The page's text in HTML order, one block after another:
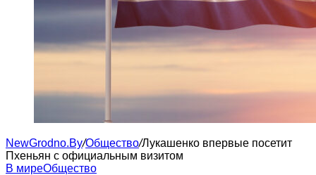
NewGrodno.By/Общество/Лукашенко впервые посетит
Пхеньян с официальным визитом
В миреОбщество